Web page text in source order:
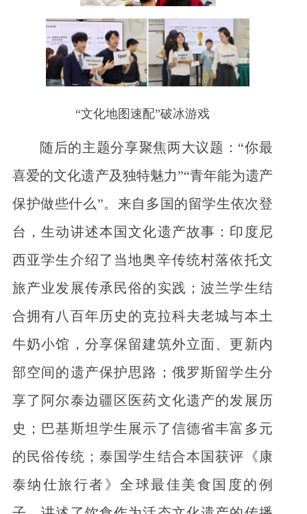
“文化地图速配”破冰游戏
随后的主题分享聚焦两大议题：“你最
喜爱的文化遗产及独特魅力”“青年能为遗产
保护做些什么”。来自多国的留学生依次登
台，生动讲述本国文化遗产故事：印度尼
西亚学生介绍了当地奥辛传统村落依托文
旅产业发展传承民俗的实践；波兰学生结
合拥有八百年历史的克拉科夫老城与本土
牛奶小馆，分享保留建筑外立面、更新内
部空间的遗产保护思路；俄罗斯留学生分
享了阿尔泰边疆区医药文化遗产的发展历
史；巴基斯坦学生展示了信德省丰富多元
的民俗传统；泰国学生结合本国获评《康
泰纳仕旅行者》全球最佳美食国度的例